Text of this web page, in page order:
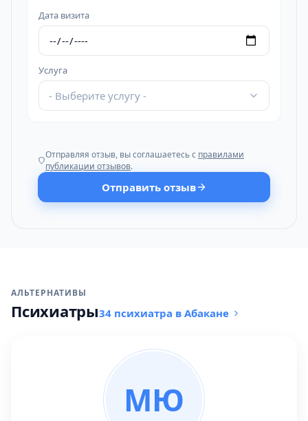
Дата визита
Услуга
- Выберите услугу -
Отправляя отзыв, вы соглашаетесь с правилами
публикации отзывов.
Отправить отзыв
АЛЬТЕРНАТИВЫ
Психиатры34 психиатра в Абакане
МЮ